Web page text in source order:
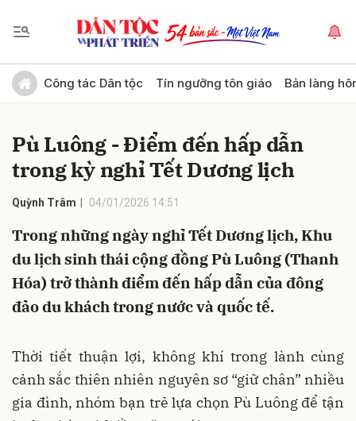
Công tác Dân tộc Tín ngưỡng tôn giáo Bản làng
Pù Luông - Điểm đến hấp dẫn
trong kỳ nghỉ Tết Dương lịch
Quỳnh Trâm 04/01/2026 14:51
Trong những ngày nghỉ Tết Dương lịch, Khu
du lịch sinh thái cộng đồng Pù Luông (Thanh
Hóa) trở thành điểm đến hấp dẫn của đông
đảo du khách trong nước và quốc tế.
Thời tiết thuận lợi, không khí trong lành cùng
cảnh sắc thiên nhiên nguyên sơ “giữ chân” nhiều
gia đình, nhóm bạn trẻ lựa chọn Pù Luông để tận
Gửi bình luận
Hủy Gửi